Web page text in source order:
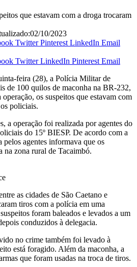
que estavam com a droga trocaram
02/10/2023
Twitter Pinterest LinkedIn Email
Twitter LinkedIn Pinterest Email
feira (28), a Polícia Militar de
de 100 quilos de maconha na BR-232,
os suspeitos que estavam com
policiais.
a operação foi realizada por agentes do
do 15º BIESP. De acordo com a
agentes informava que os
na zona rural de Tacaimbó.
as cidades de São Caetano e
tiros com a polícia em uma
foram baleados e levados a um
conduzidos à delegacia.
no crime também foi levado à
está foragido. Além da maconha, a
que foram usadas na troca de tiros.